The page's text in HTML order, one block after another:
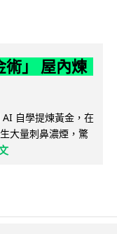
術」 屋內煉
自學提煉黃金，在
大量刺鼻濃煙，驚